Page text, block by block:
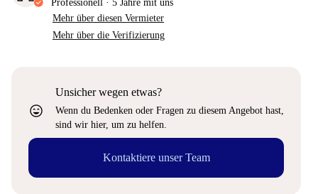
Professionell · 5 Jahre mit uns
Mehr über diesen Vermieter
Mehr über die Verifizierung
sentiment_very_satisfied
Unsicher wegen etwas?
Wenn du Bedenken oder Fragen zu diesem Angebot hast,
sind wir hier, um zu helfen.
Kontaktiere unser Team